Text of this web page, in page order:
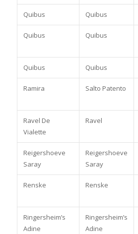
Quibus Quibus
Quibus Quibus
Quibus Quibus
Ramira Salto Patento
Ravel De
Vialette
Ravel
Reigershoeve
Saray
Reigershoeve
Saray
Renske Renske
Ringersheim’s
Adine
Ringersheim’s
Adine